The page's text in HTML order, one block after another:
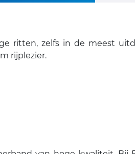
ritten, zelfs in de meest
rijplezier.